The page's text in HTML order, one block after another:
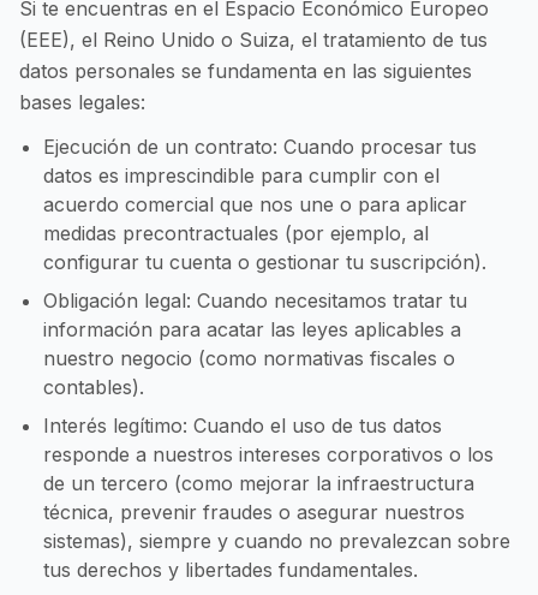
Si te encuentras en el Espacio Económico Europeo
(EEE), el Reino Unido o Suiza, el tratamiento de tus
datos personales se fundamenta en las siguientes
bases legales:
Ejecución de un contrato: Cuando procesar tus
datos es imprescindible para cumplir con el
acuerdo comercial que nos une o para aplicar
medidas precontractuales (por ejemplo, al
configurar tu cuenta o gestionar tu suscripción).
Obligación legal: Cuando necesitamos tratar tu
información para acatar las leyes aplicables a
nuestro negocio (como normativas fiscales o
contables).
Interés legítimo: Cuando el uso de tus datos
responde a nuestros intereses corporativos o los
de un tercero (como mejorar la infraestructura
técnica, prevenir fraudes o asegurar nuestros
sistemas), siempre y cuando no prevalezcan sobre
tus derechos y libertades fundamentales.